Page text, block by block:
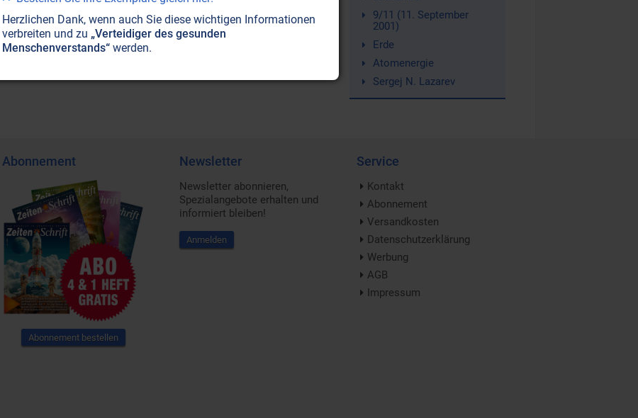
9/11 (11. September
2001)
Erde
Atomenergie
Sergej N. Lazarev
Abonnement
Abonnement bestellen
Newsletter
Newsletter abonnieren,
Spezialangebote erhalten und
informiert bleiben!
Anmelden
Service
Kontakt
Abonnement
Versandkosten
Datenschutzerklärung
Werbung
AGB
Impressum
Herzlichen Dank, wenn auch Sie diese wichtigen Informationen
verbreiten und zu „Verteidiger des gesunden
Menschenverstands“werden.